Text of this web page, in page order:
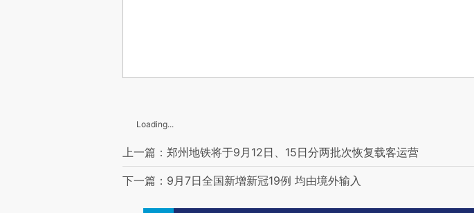
Loading...
上一篇：郑州地铁将于9月12日、15日分两批次恢复载客运营
下一篇：9月7日全国新增新冠19例 均由境外输入